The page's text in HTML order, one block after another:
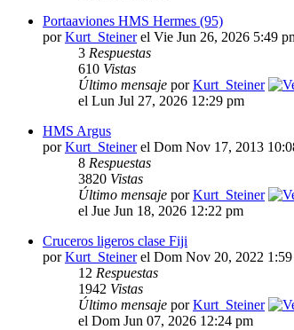
Portaaviones HMS Hermes (95)
porKurt_Steinerel Vie Jun 26, 2026 5:49
3 Respuestas
610 Vistas
Último mensaje porKurt_Steiner
el Lun Jul 27, 2026 12:29 pm
HMS Argus
porKurt_Steinerel Dom Nov 17, 2013
8 Respuestas
3820 Vistas
Último mensaje porKurt_Steiner
el Jue Jun 18, 2026 12:22 pm
Cruceros ligeros clase Fiji
porKurt_Steinerel Dom Nov 20, 2022
12 Respuestas
1942 Vistas
Último mensaje porKurt_Steiner
el Dom Jun 07, 2026 12:24 pm